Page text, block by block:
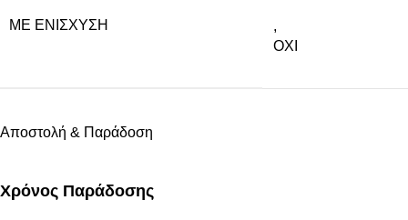
ΜΕ ΕΝΊΣΧΥΣΗ
,
ΟΧΙ
Αποστολή & Παράδοση
Χρόνος Παράδοσης